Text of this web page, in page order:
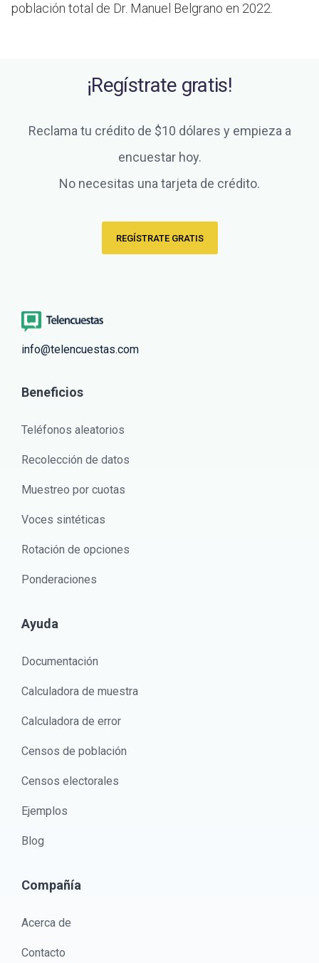
población total de Dr. Manuel Belgrano en 2022.
¡Regístrate gratis!
Reclama tu crédito de $10 dólares y empieza a
encuestar hoy.
No necesitas una tarjeta de crédito.
REGÍSTRATE GRATIS
info@telencuestas.com
Beneficios
Teléfonos aleatorios
Recolección de datos
Muestreo por cuotas
Voces sintéticas
Rotación de opciones
Ponderaciones
Ayuda
Documentación
Calculadora de muestra
Calculadora de error
Censos de población
Censos electorales
Ejemplos
Blog
Compañía
Acerca de
Contacto